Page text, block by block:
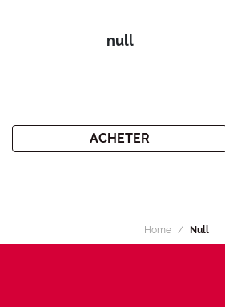
null
ACHETER
Home Null